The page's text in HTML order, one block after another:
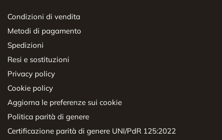
Condizioni di vendita
Metodi di pagamento
Spedizioni
Resi e sostituzioni
Privacy policy
Cookie policy
Aggiorna le preferenze sui cookie
Politica parità di genere
Certificazione parità di genere UNI/PdR 125:2022